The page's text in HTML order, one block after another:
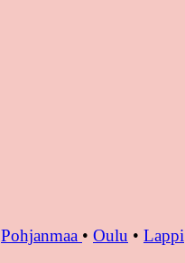
Pohjanmaa • Oulu • Lappi